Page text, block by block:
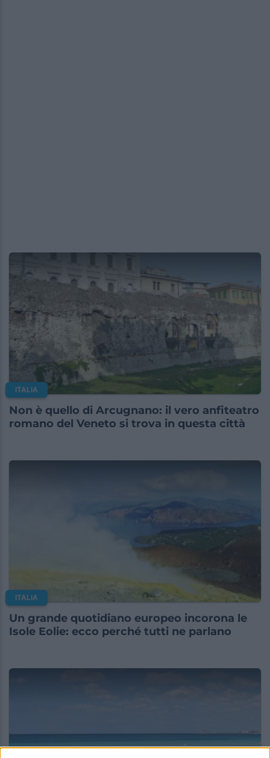
ITALIA
Non è quello di Arcugnano: il vero anfiteatro
romano del Veneto si trova in questa città
ITALIA
Un grande quotidiano europeo incorona le
Isole Eolie: ecco perché tutti ne parlano